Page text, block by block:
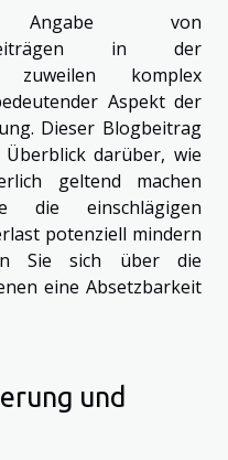
von
in der
zuweilen komplex
Aspekt der
Dieser Blogbeitrag
darüber, wie
geltend machen
die einschlägigen
potenziell mindern
Sie sich über die
eine Absetzbarkeit
und